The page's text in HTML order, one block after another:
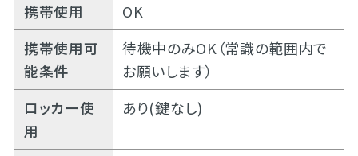
携帯使用
OK
携帯使用可
能条件
待機中のみOK（常識の範囲内で
お願いします）
ロッカー使
用
あり(鍵なし)